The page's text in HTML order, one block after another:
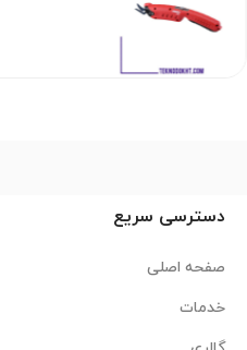
دسترسی سریع
صفحه اصلی
خدمات